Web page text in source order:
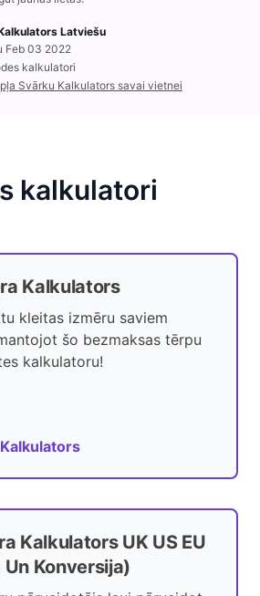
Latviešu
Feb 03 2022
kalkulatori
Svārku Kalkulators savai vietnei
kalkulatori
Kalkulators
kleitas izmēru saviem
šo bezmaksas tērpu
kalkulatoru!
Kalkulators UK US EU
Konversija)